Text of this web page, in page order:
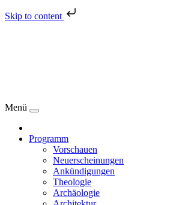
Skip to content
Menü
Programm
Vorschauen
Neuerscheinungen
Ankündigungen
Theologie
Archäologie